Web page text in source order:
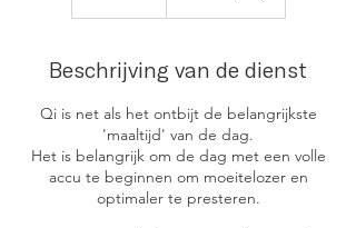
Beschrijving van de dienst
Qi is net als het ontbijt de belangrijkste
'maaltijd' van de dag.
Het is belangrijk om de dag met een volle
accu te beginnen om moeitelozer en
optimaler te presteren.